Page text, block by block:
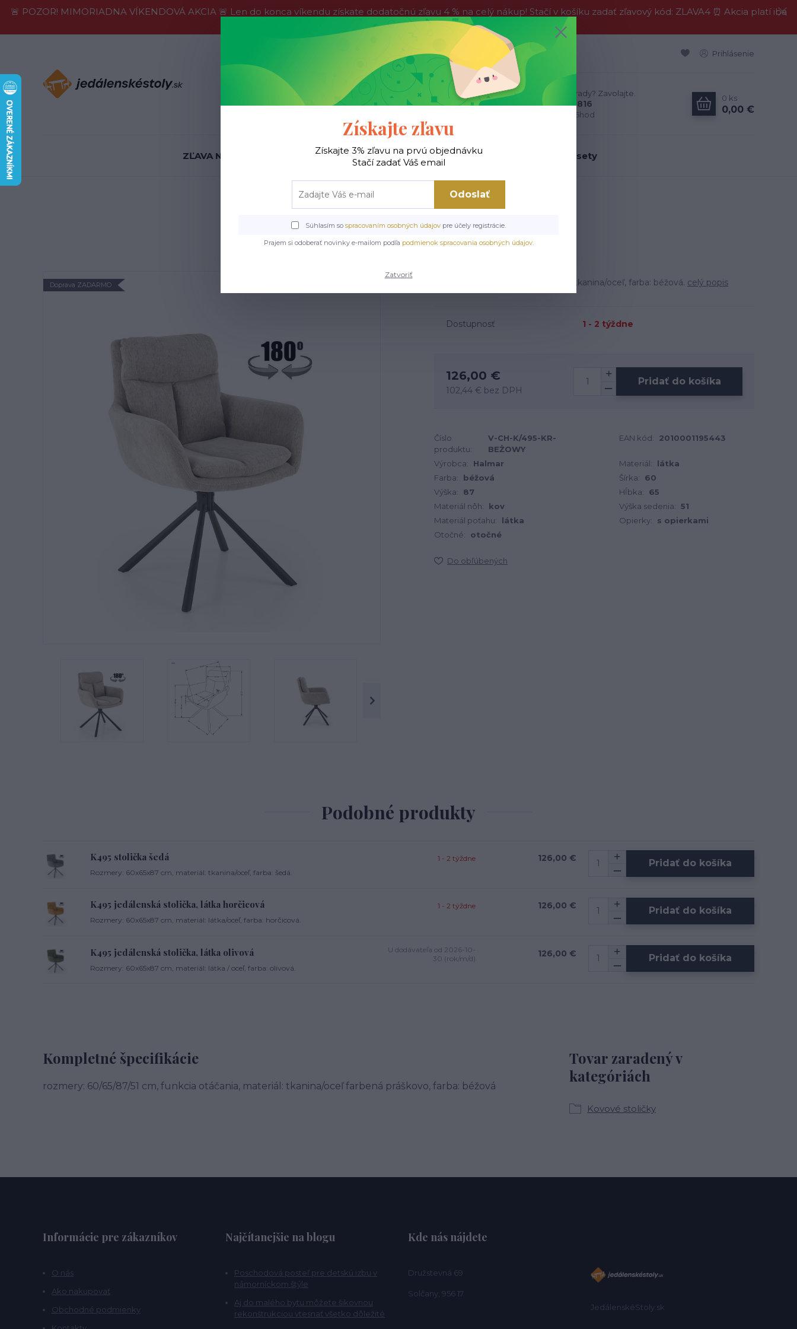
🚨 POZOR! MIMORIADNA VÍKENDOVÁ AKCIA 🚨 Len do konca víkendu získate dodatočnú zľavu 4 % na celý nákup! Stačí v košíku zadať zľavový kód: ZLAVA4 ⏰ Akcia platí iba
do nedele, tak neváhajte a nakúpte výhodnejšie ešte dnes!
Prihlásenie
Hľadať
Neviete si rady? Zavolajte.
0911 594 816
Po-Pia, 9-16hod
0 ks
0,00 €
ZĽAVA NA SKLADE ! Jedálenské stoly Jedálenské stoličky Jedálenské sety
K495 stolička béžová
Doprava ZADARMO Rozmery: 60x65x87 cm, materiál: tkanina/oceľ, farba: béžová. celý popis
Dostupnosť 1 - 2 týždne
126,00 €
102,44 € bez DPH
Pridať do košíka
Číslo
produktu:
V-CH-K/495-KR-
BEŻOWY
EAN kód: 2010001195443
Výrobca: Halmar Materiál:
látka
Farba:
béžová Šírka:
60
Výška:
87 Hĺbka:
65
Materiál nôh:
kov Výška sedenia: 51
Materiál poťahu:
látka Opierky:
s opierkami
Otočné:
otočné
Do obľúbených
Podobné produkty
K495 stolička šedá
Rozmery: 60x65x87 cm, materiál: tkanina/oceľ, farba: šedá.
126,00 €
1 - 2 týždne Pridať do košíka
K495 jedálenská stolička, látka horčicová
Rozmery: 60x65x87 cm, materiál: látka/oceľ, farba: horčicová.
126,00 €
1 - 2 týždne Pridať do košíka
K495 jedálenská stolička, látka olivová
Rozmery: 60x65x87 cm, materiál: látka / oceľ, farba: olivová.
126,00 €
U dodávateľa od 2026-10-
30 (rok/m/d)
Pridať do košíka
Kompletné špecifikácie
rozmery: 60/65/87/51 cm, funkcia otáčania, materiál: tkanina/oceľ farbená práškovo, farba: béžová
Tovar zaradený v
kategóriách
Kovové stoličky
Informácie pre zákazníkov
O nás
Ako nakupovať
Obchodné podmienky
Najčítanejšie na blogu
Poschodová posteľ pre detskú izbu v
námorníckom štýle
Aj do malého bytu môžete šikovnou
rekonštrukciou vtesnať všetko dôležité
Kde nás nájdete
Družstevná 69
Solčany, 956 17
JedálenskéStoly.sk
Získajte zľavu
Získajte 3% zľavu na prvú objednávku
Stačí zadať Váš email
Odoslať
Súhlasím so spracovaním osobných údajov pre účely registrácie.
Prajem si odoberať novinky e-mailom podľa podmienok spracovania osobných údajov.
Zatvoriť